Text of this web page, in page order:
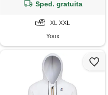
Sped. gratuita
XL XXL
Yoox